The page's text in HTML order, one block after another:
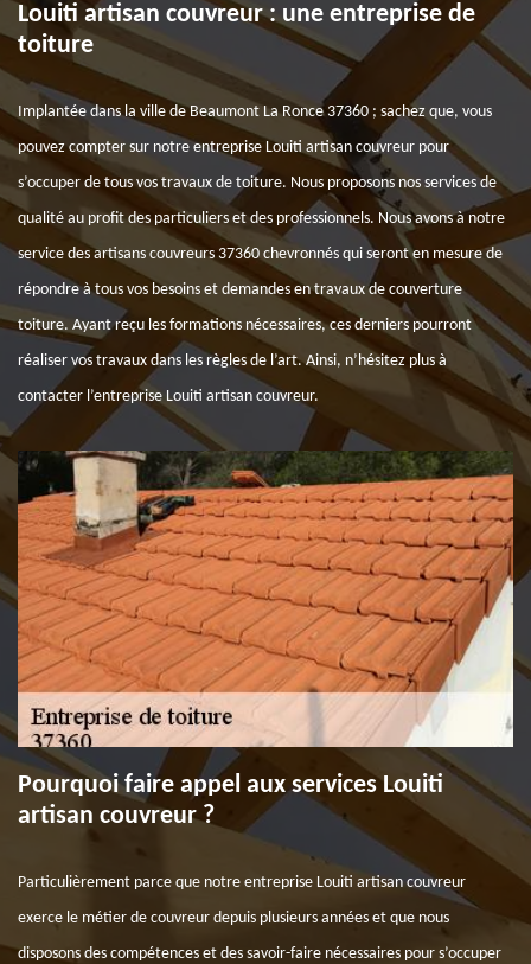
Louiti artisan couvreur : une entreprise de
toiture
Implantée dans la ville de Beaumont La Ronce 37360 ; sachez que, vous
pouvez compter sur notre entreprise Louiti artisan couvreur pour
s’occuper de tous vos travaux de toiture. Nous proposons nos services de
qualité au profit des particuliers et des professionnels. Nous avons à notre
service des artisans couvreurs 37360 chevronnés qui seront en mesure de
répondre à tous vos besoins et demandes en travaux de couverture
toiture. Ayant reçu les formations nécessaires, ces derniers pourront
réaliser vos travaux dans les règles de l’art. Ainsi, n’hésitez plus à
contacter l’entreprise Louiti artisan couvreur.
Pourquoi faire appel aux services Louiti
artisan couvreur ?
Particulièrement parce que notre entreprise Louiti artisan couvreur
exerce le métier de couvreur depuis plusieurs années et que nous
disposons des compétences et des savoir-faire nécessaires pour s’occuper